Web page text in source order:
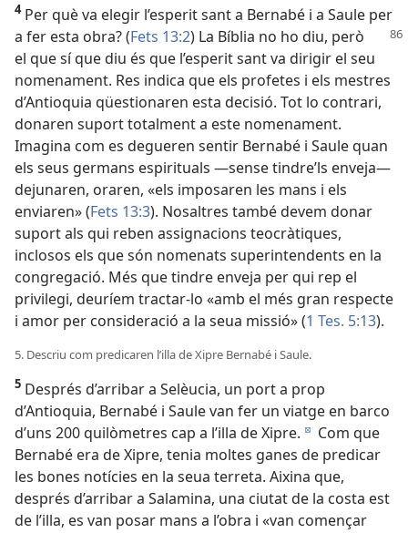
4Per què va elegir l’esperit sant a Bernabé i a Saule per
a fer esta obra? (Fets 13:2) La Bíblia no ho diu, però
el que sí que diu és que l’esperit sant va dirigir el seu
nomenament. Res indica que els profetes i els mestres
d’Antioquia qüestionaren esta decisió. Tot lo contrari,
donaren suport totalment a este nomenament.
Imagina com es degueren sentir Bernabé i Saule quan
els seus germans espirituals —sense tindre’ls enveja—
dejunaren, oraren, «els imposaren les mans i els
enviaren» (Fets 13:3). Nosaltres també devem donar
suport als qui reben assignacions teocràtiques,
inclosos els que són nomenats superintendents en la
congregació. Més que tindre enveja per qui rep el
privilegi, deuríem tractar-lo «amb el més gran respecte
i amor per consideració a la seua missió» (1 Tes. 5:13).
5. Descriu com predicaren l’illa de Xipre Bernabé i Saule.
5 Després d’arribar a Selèucia, un port a prop
d’Antioquia, Bernabé i Saule van fer un viatge en barco
d’uns 200 quilòmetres cap a l’illa de Xipre. d Com que
Bernabé era de Xipre, tenia moltes ganes de predicar
les bones notícies en la seua terreta. Aixina que,
després d’arribar a Salamina, una ciutat de la costa est
de l’illa, es van posar mans a l’obra i «van començar